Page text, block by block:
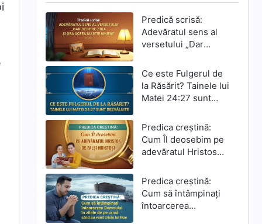
Predică scrisă:
Adevăratul sens al
versetului „Dar
aceea nu știe
nimeni”
Ce este Fulgerul de
la Răsărit? Tainele lui
Matei 24:27 sunt
Predica creștină:
Cum Îl deosebim pe
adevăratul Hristos
Predica creștină:
Cum să întâmpinați
întoarcerea